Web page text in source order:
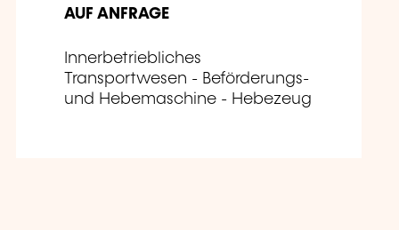
AUF ANFRAGE
Innerbetriebliches
Transportwesen - Beförderungs-
und Hebemaschine - Hebezeug